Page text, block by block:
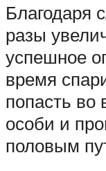
Благодаря
разы
успешное
время
попасть во
особи и
половым